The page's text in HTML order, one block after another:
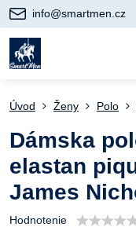
info@smartmen.cz
Úvod Ženy Polo
Dámska
elastan
James
Hodnotenie